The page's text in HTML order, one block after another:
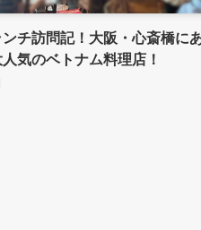
チ訪問記！大阪・心斎橋に
気のベトナム料理店！